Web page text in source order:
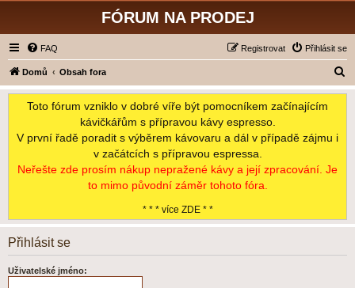
FÓRUM NA PRODEJ
FAQ Přihlásit se
Registrovat
Domů Obsah fora
l
Toto fórum vzniklo v dobré víře být pomocníkem začínajícím
kávičkářům s přípravou kávy espresso.
V první řadě poradit s výběrem kávovaru a dál v případě zájmu i
v začátcích s přípravou espressa.
Neřešte zde prosím nákup nepražené kávy a její zpracování. Je
to mimo původní záměr tohoto fóra.
* * * více ZDE * *
Přihlásit se
Uživatelské jméno: